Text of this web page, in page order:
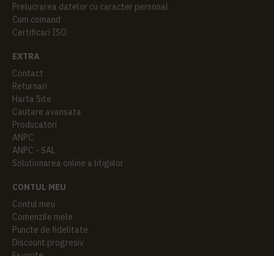
Prelucrarea datelor cu caracter personal
Cum comand
Certificari ISO
EXTRA
Contact
Returnari
Harta Site
Cautare avansata
Producatori
ANPC
ANPC - SAL
Solutionarea online a litigiilor
CONTUL MEU
Contul meu
Comenzile mele
Puncte de fidelitate
Discount progresiv